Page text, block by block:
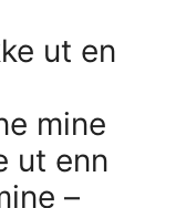
ut en
mine
ut enn
–